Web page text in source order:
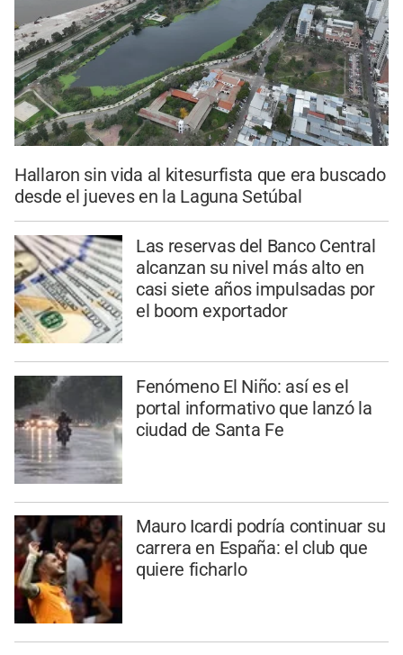
Hallaron sin vida al kitesurfista que era buscado
desde el jueves en la Laguna Setúbal
Las reservas del Banco Central
alcanzan su nivel más alto en
casi siete años impulsadas por
el boom exportador
Fenómeno El Niño: así es el
portal informativo que lanzó la
ciudad de Santa Fe
Mauro Icardi podría continuar su
carrera en España: el club que
quiere ficharlo